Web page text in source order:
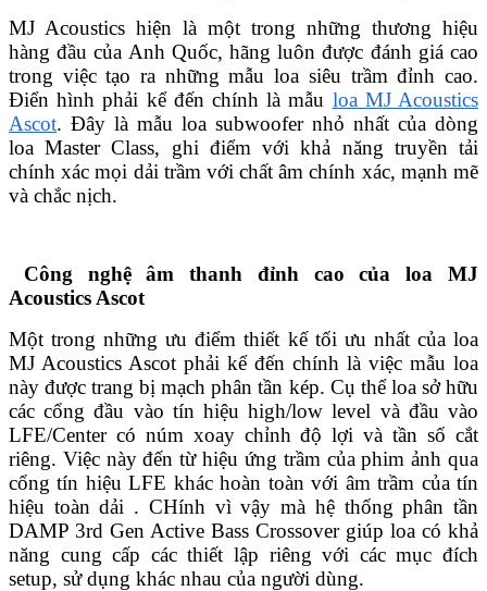
MJ Acoustics hiện là một trong những thương hiệu
hàng đầu của Anh Quốc, hãng luôn được đánh giá cao
trong việc tạo ra những mẫu loa siêu trầm đỉnh cao.
Điển hình phải kể đến chính là mẫu loa MJ Acoustics
Ascot. Đây là mẫu loa subwoofer nhỏ nhất của dòng
loa Master Class, ghi điểm với khả năng truyền tải
chính xác mọi dải trầm với chất âm chính xác, mạnh mẽ
và chắc nịch.
Công nghệ âm thanh đỉnh cao của loa MJ
Acoustics Ascot
Một trong những ưu điểm thiết kế tối ưu nhất của loa
MJ Acoustics Ascot phải kể đến chính là việc mẫu loa
này được trang bị mạch phân tần kép. Cụ thể loa sở hữu
các cổng đầu vào tín hiệu high/low level và đầu vào
LFE/Center có núm xoay chỉnh độ lợi và tần số cắt
riêng. Việc này đến từ hiệu ứng trầm của phim ảnh qua
cổng tín hiệu LFE khác hoàn toàn với âm trầm của tín
hiệu toàn dải . CHính vì vậy mà hệ thống phân tần
DAMP 3rd Gen Active Bass Crossover giúp loa có khả
năng cung cấp các thiết lập riêng với các mục đích
setup, sử dụng khác nhau của người dùng.